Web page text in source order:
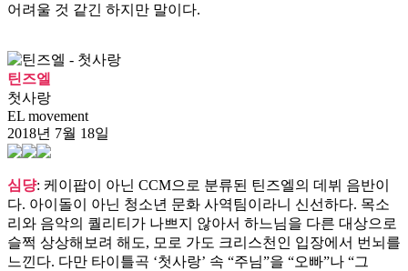
어려울 것 같긴 하지만 말이다.
틴즈엘
첫사랑
EL movement
2018년 7월 18일
심댱: 케이팝이 아닌 CCM으로 분류된 틴즈엘의 데뷔 음반이
다. 아이돌이 아닌 청소년 문화 사역팀이라니 신선하다. 목소
리와 음악의 퀄리티가 나쁘지 않아서 하느님을 다른 대상으로
슬쩍 상상해보려 해도, 모로 가도 크리스천인 입장에서 번뇌를
느낀다. 다만 타이틀곡 ‘첫사랑’ 속 “주님”을 “오빠”나 “그